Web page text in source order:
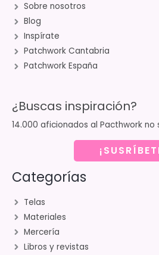
Sobre nosotros
Blog
Inspírate
Patchwork Cantabria
Patchwork España
¿Buscas inspiración?
14.000 aficionados al Pacthwork no
Categorías
Telas
Materiales
Mercería
Libros y revistas